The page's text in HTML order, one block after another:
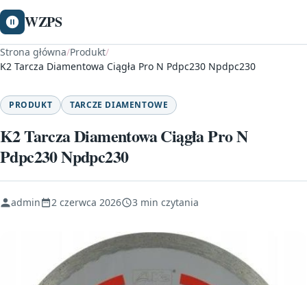
WZPS
Strona główna/Produkt/
K2 Tarcza Diamentowa Ciągła Pro N Pdpc230 Npdpc230
PRODUKT TARCZE DIAMENTOWE
K2 Tarcza Diamentowa Ciągła Pro N
Pdpc230 Npdpc230
admin 2 czerwca 2026 3 min czytania